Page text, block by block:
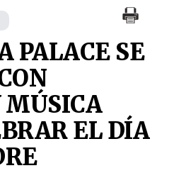
PALACE SE
MÚSICA
EL DÍA